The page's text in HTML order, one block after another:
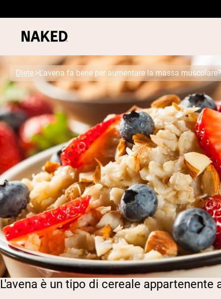
Termini di ricerca popolari
”Protein Powder“
”Overnight Oats“
”Vegan protein“
”Collagen“
”Micellar Casein“
PROTEIN
Diete L'avena fa bene per aumentare la massa muscolare?
L'avena è un tipo di cereale